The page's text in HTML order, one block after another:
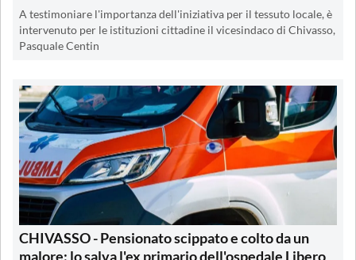
A testimoniare l'importanza dell'iniziativa per il tessuto locale, è
intervenuto per le istituzioni cittadine il vicesindaco di Chivasso,
Pasquale Centin
CHIVASSO - Pensionato scippato e colto da un
malore: lo salva l'ex primario dell'ospedale Libero